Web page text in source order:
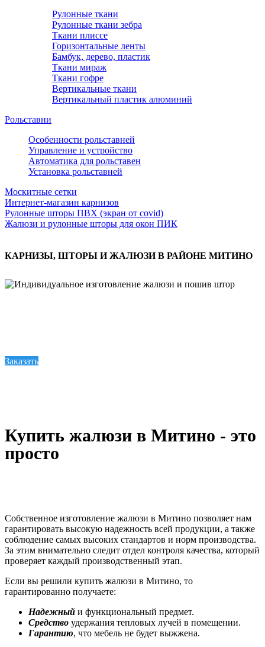
Рулонные ткани
Рулонные ткани зебра
Ткани плиссе
Горизонтальные ленты
Бамбук, дерево, пластик
Ткани мираж
Ткани гофре
Вертикальные ткани
Вертикальный пластик алюминий
Рольставни
Особенности рольставней
Управление и устройство
Автоматика для рольставен
Установка рольставней
Москитные сетки
Интернет-магазин карнизов
Рулонные шторы ПВХ (экран от covid)
Жалюзи и рулонные шторы для окон ПИК
КАРНИЗЫ, ШТОРЫ И ЖАЛЮЗИ В РАЙОНЕ МИТИНО
Заказать
Купить жалюзи в Митино - это
просто
Собственное изготовление жалюзи в Митино позволяет нам
гарантировать высокую надежность всей продукции, а также
соблюдение самых высоких стандартов и норм производства.
За этим внимательно следит отдел контроля качества, который
проверяет каждый производственный этап.
Если вы решили купить жалюзи в Митино, то
гарантированно получаете:
Надежный и функциональный предмет.
Средство удержания тепловых лучей в помещении.
Гарантию, что мебель не будет выжжена.